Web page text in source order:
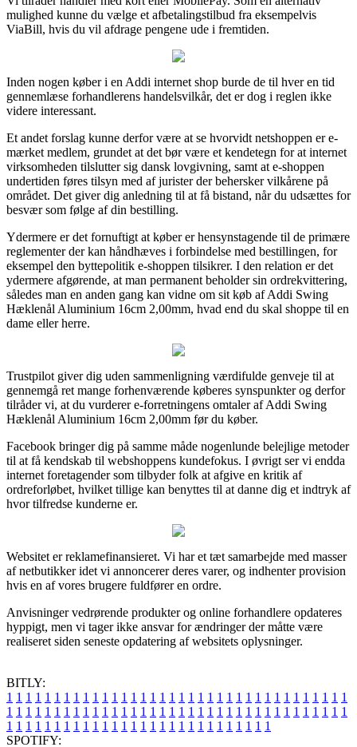
mulighed kunne du vælge et afbetalingstilbud fra eksempelvis
ViaBill, hvis du vil afdrage pengene ude i fremtiden.
Inden nogen køber i en Addi internet shop burde de til hver en tid
gennemlæse forhandlerens handelsvilkår, det er dog i reglen ikke
videre interessant.
Et andet forslag kunne derfor være at se hvorvidt netshoppen er e-
mærket medlem, grundet at det bør være et kendetegn for at internet
virksomheden tilslutter sig dansk lovgivning, samt at e-shoppen
undertiden føres tilsyn med af jurister der behersker vilkårene på
området. Det giver dig anledning til at få bistand, når du udsættes for
besvær som følge af din bestilling.
Ydermere er det fornuftigt at køber er hensynstagende til de primære
reglementer der kan håndhæves i forbindelse med bestillingen, for
eksempel den byttepolitik e-shoppen tilsikrer. I den relation er det
ydermere afgørende, at man permanent beholder sin ordrekvittering,
således man en anden gang kan vidne om sit køb af Addi Swing
Hæklenål Aluminium 16cm 2,00mm, hvad end du skal shoppe til en
dame eller herre.
Trustpilot giver dig uden sammenligning værdifulde genveje til at
gennemgå ret mange forhenværende køberes synspunkter og derfor
tilråder vi, at du vurderer e-forretningens omtaler af Addi Swing
Hæklenål Aluminium 16cm 2,00mm før du køber.
Facebook bringer dig på samme måde nogenlunde belejlige metoder
til at få kendskab til webshoppens kundefokus. I øvrigt ser vi endda
internet foretagender som tilbyder folk at afgive en kritik af
ordreforløbet, hvilket tillige kan benyttes til at danne dig et indtryk af
hvor tilfredse kunderne er.
Websitet er reklamefinansieret. Vi har et tæt samarbejde med masser
af netbutikker idet vi annoncerer deres varer, og indhenter provision
hvis en af vores brugere fuldfører en ordre.
Anvisninger vedrørende produkter og online forhandlere opdateres
hyppigt, men vi tager ikke ansvar for ændringer der måtte være
realiseret siden seneste opdatering af websitets oplysninger.
BITLY:
1 1 1 1 1 1 1 1 1 1 1 1 1 1 1 1 1 1 1 1 1 1 1 1 1 1 1 1 1 1 1 1 1 1 1 1
1 1 1 1 1 1 1 1 1 1 1 1 1 1 1 1 1 1 1 1 1 1 1 1 1 1 1 1 1 1 1 1 1 1 1 1
1 1 1 1 1 1 1 1 1 1 1 1 1 1 1 1 1 1 1 1 1 1 1 1 1 1 1 1
SPOTIFY: